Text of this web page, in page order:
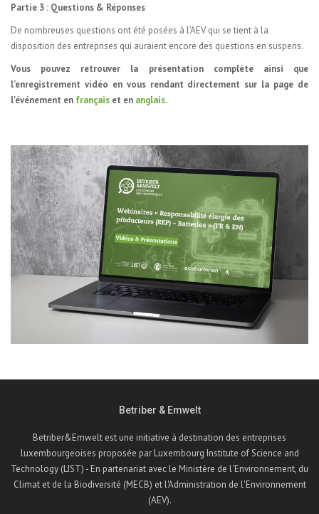
Partie 3 : Questions & Réponses
De nombreuses questions ont été posées à l’AEV qui se tient à la
disposition des entreprises qui auraient encore des questions en suspens.
Vous pouvez retrouver la présentation complète ainsi que
l’enregistrement vidéo en vous rendant directement sur la page de
l'événement en français et en anglais.
Betriber & Emwelt
Betriber&Emwelt est une initiative à destination des entreprises
luxembourgeoises proposée par Luxembourg Institute of Science and
Technology (LIST) - En partenariat avec le Ministère de l'Environnement, du
Climat et de la Biodiversité (MECB) et l'Administration de l'Environnement
(AEV).